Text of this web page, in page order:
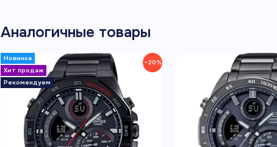
Аналогичные товары
−20%